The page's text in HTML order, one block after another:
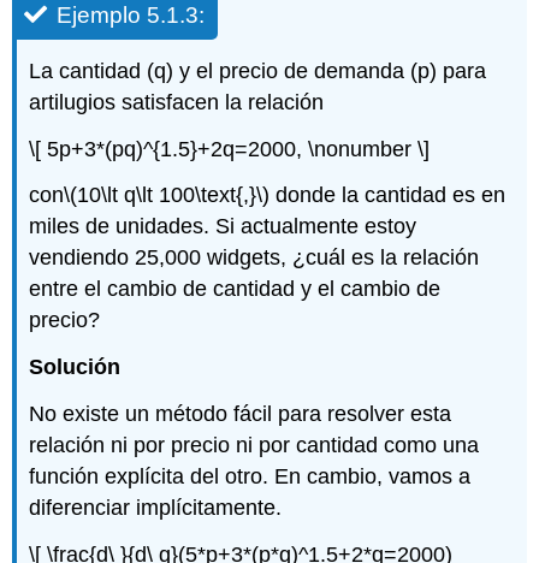
Ejemplo 5.1.3:
La cantidad (q) y el precio de demanda (p) para
artilugios satisfacen la relación
\[ 5p+3*(pq)^{1.5}+2q=2000, \nonumber \]
con\(10\lt q\lt 100\text{,}\) donde la cantidad es en
miles de unidades. Si actualmente estoy
vendiendo 25,000 widgets, ¿cuál es la relación
entre el cambio de cantidad y el cambio de
precio?
Solución
No existe un método fácil para resolver esta
relación ni por precio ni por cantidad como una
función explícita del otro. En cambio, vamos a
diferenciar implícitamente.
\[ \frac{d\ }{d\ q}(5*p+3*(p*q)^1.5+2*q=2000)